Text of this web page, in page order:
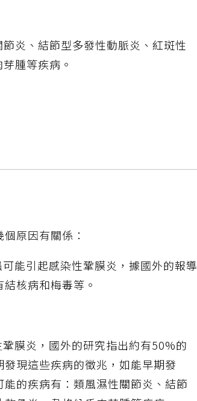
炎、結節型多發性動脈炎、紅斑性
腫等疾病。
原因有關係：
能引起感染性鞏膜炎，據國外的報導
核病和梅毒等。
膜炎，國外的研究指出約有50%的
現這些疾病的徵兆，如能早期發
的疾病有：類風濕性關節炎、結節